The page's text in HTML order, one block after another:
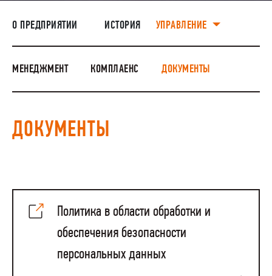
НАШИ ЛЮДИ
ОКРУЖАЮЩАЯ СРЕДА
МЕДИАЦЕНТР
ЗАКУПКИ
О ПРЕДПРИЯТИИ ИСТОРИЯ УПРАВЛЕНИЕ
МЕНЕДЖМЕНТ КОМПЛАЕНС ДОКУМЕНТЫ
ДОКУМЕНТЫ
Политика в области обработки и
обеспечения безопасности
персональных данных